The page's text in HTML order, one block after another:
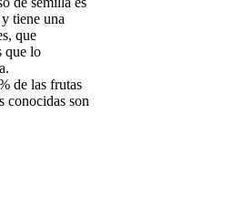
tiene una
que
que lo
de las frutas
conocidas son